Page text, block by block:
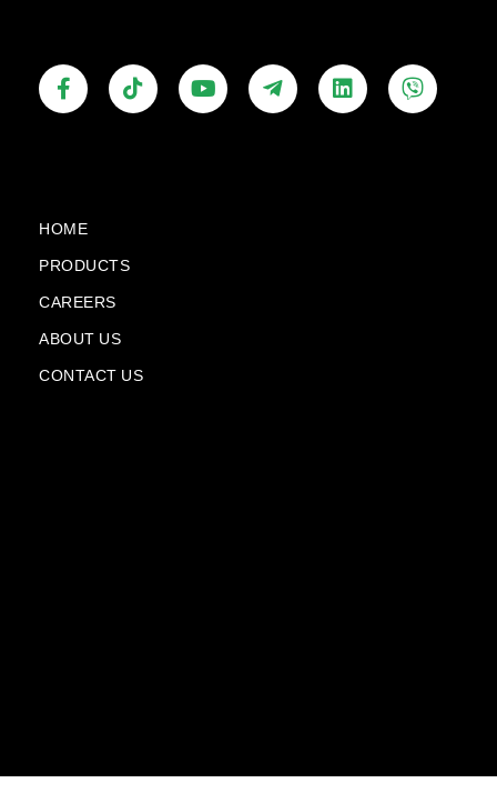
F
a
c
k
f
T
i
k
Y
o
u
T
e
l
L
i
n
V
i
b
HOME
PRODUCTS
CAREERS
ABOUT US
CONTACT US